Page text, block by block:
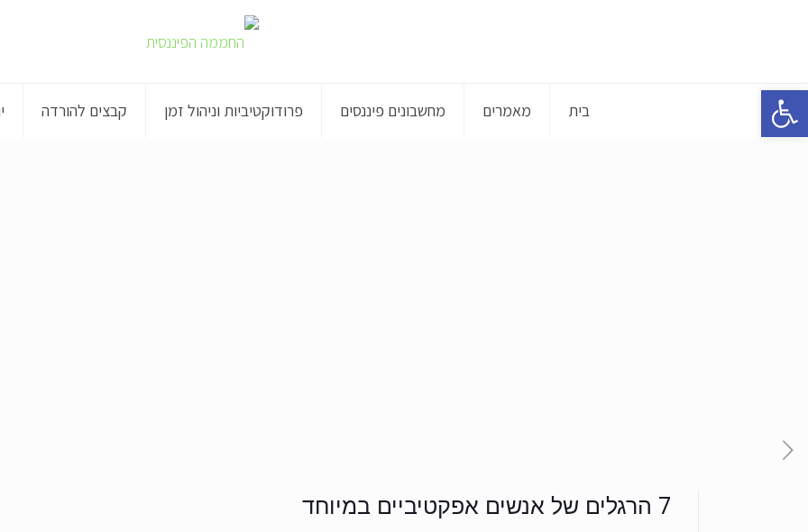
פתח סרגל נגישות בית מאמרים מחשבונים פיננסים פרודוקטיביות וניהול זמן קבצים להורדה
7 הרגלים של אנשים אפקטיביים במיוחד